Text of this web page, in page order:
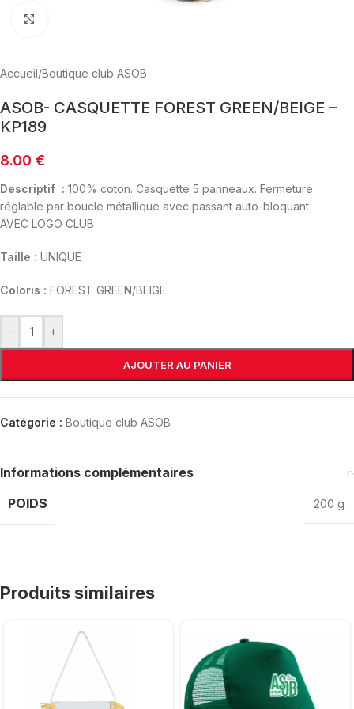
Accueil/Boutique club ASOB
ASOB- CASQUETTE FOREST GREEN/BEIGE –
KP189
8.00 €
Descriptif : 100% coton. Casquette 5 panneaux. Fermeture
réglable par boucle métallique avec passant auto-bloquant
AVEC LOGO CLUB
Taille : UNIQUE
Coloris : FOREST GREEN/BEIGE
- +
AJOUTER AU PANIER
Catégorie : Boutique club ASOB
Informations complémentaires
POIDS
200 g
Produits similaires